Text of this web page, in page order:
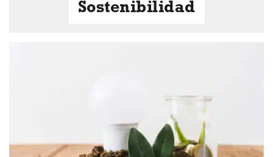
Sostenibilidad